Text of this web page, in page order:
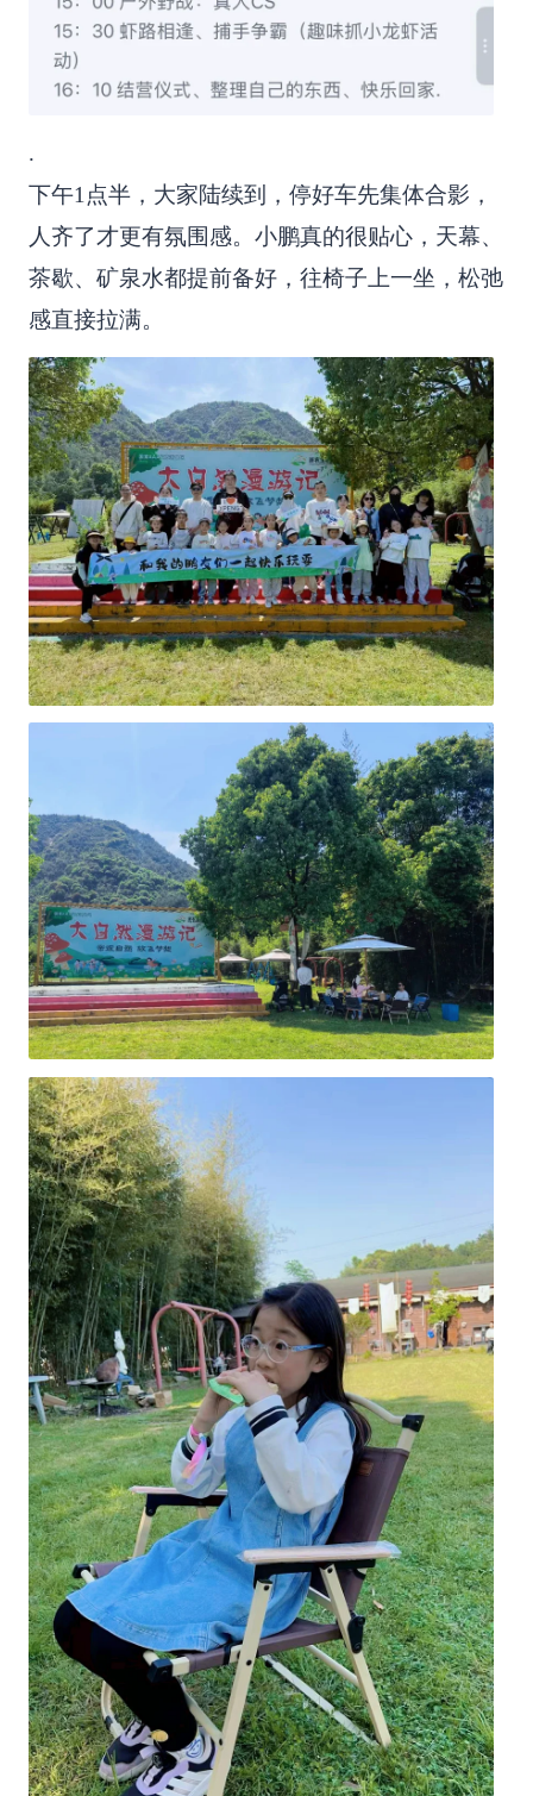
.
下午1点半，大家陆续到，停好车先集体合影，
人齐了才更有氛围感。小鹏真的很贴心，天幕、
茶歇、矿泉水都提前备好，往椅子上一坐，松弛
感直接拉满。